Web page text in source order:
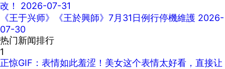
改！
2026-07-31
《王于兴师》《王於興師》7月31日例行停機維護 2026-
07-30
热门新闻排行
1
正惊GIF：表情如此羞涩！美女这个表情太好看，直接让